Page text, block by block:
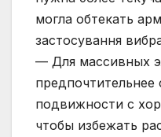
могла обтекать
застосування
— Для массивных
предпочтительнее
подвижности с
чтобы избежать